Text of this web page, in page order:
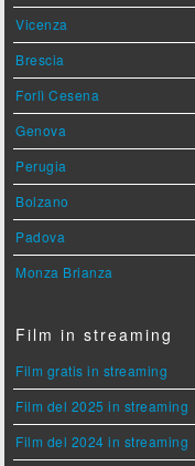
Vicenza
Brescia
Forlì Cesena
Genova
Perugia
Bolzano
Padova
Monza Brianza
Film in streaming
Film gratis in streaming
Film del 2025 in streaming
Film del 2024 in streaming